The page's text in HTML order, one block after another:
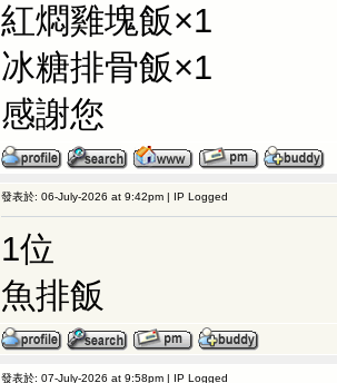
紅燜雞塊飯×1
冰糖排骨飯×1
感謝您
發表於: 06-July-2026 at 9:42pm | IP Logged
1位
魚排飯
發表於: 07-July-2026 at 9:58pm | IP Logged